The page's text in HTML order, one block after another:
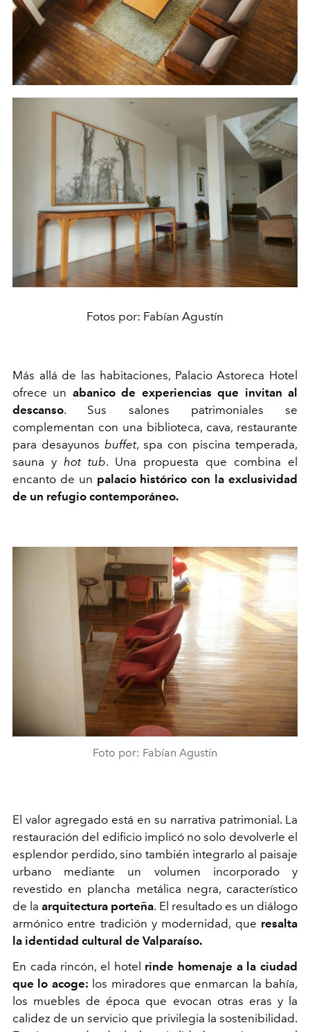
Fotos por: Fabían Agustín
Más allá de las habitaciones, Palacio Astoreca Hotel
ofrece un abanico de experiencias que invitan al
descanso. Sus salones patrimoniales se
complementan con una biblioteca, cava, restaurante
para desayunos buffet, spa con piscina temperada,
sauna y hot tub. Una propuesta que combina el
encanto de un palacio histórico con la exclusividad
de un refugio contemporáneo.
Foto por: Fabían Agustín
El valor agregado está en su narrativa patrimonial. La
restauración del edificio implicó no solo devolverle el
esplendor perdido, sino también integrarlo al paisaje
urbano mediante un volumen incorporado y
revestido en plancha metálica negra, característico
de laarquitectura porteña. El resultado es un diálogo
armónico entre tradición y modernidad, que resalta
la identidad cultural de Valparaíso.
En cada rincón, el hotel rinde homenaje a la ciudad
que lo acoge: los miradores que enmarcan la bahía,
los muebles de época que evocan otras eras y la
calidez de un servicio que privilegia la sostenibilidad.